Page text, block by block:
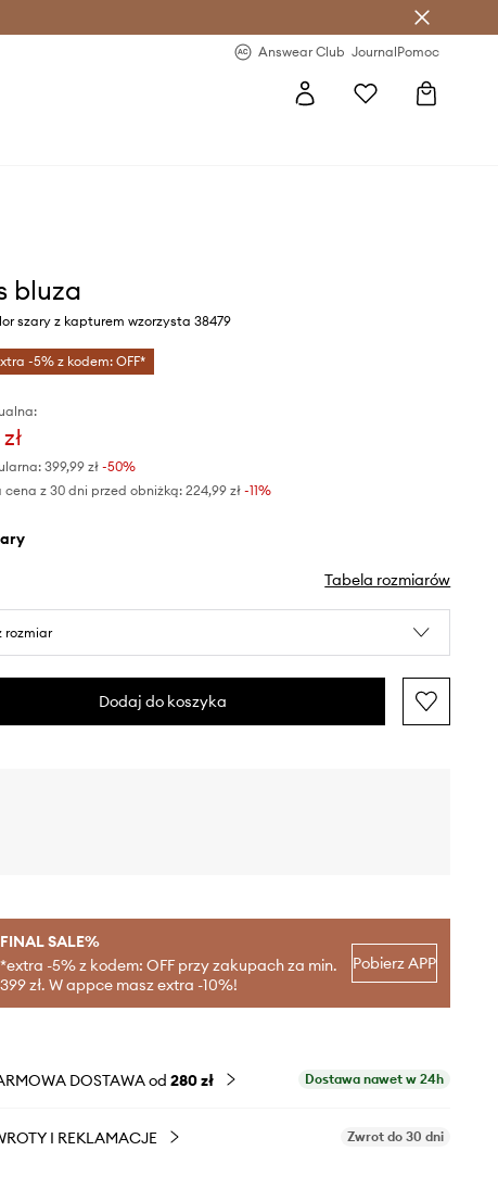
Answear Club JournalPomoc
bluza
szary z kapturem wzorzysta 38479
-5% z kodem: OFF*
399,99 zł-50%
cena z 30 dni przed obniżką: 224,99 zł -11%
Tabela rozmiarów
rozmiar
Dodaj do koszyka
FINAL SALE%
*extra -5% z kodem: OFF przy zakupach za min.
399 zł. W appce masz extra -10%!
Pobierz APP
DOSTAWA od 280 zł Dostawa nawet w 24h
I REKLAMACJE Zwrot do 30 dni